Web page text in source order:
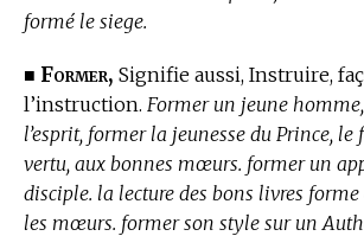
formé le siege.
■ Former, Signifie aussi, Instruire,
l’instruction. Former un jeune
l’esprit, former la jeunesse du Prince, le
vertu, aux bonnes mœurs. former un
disciple. la lecture des bons livres
les mœurs. former son style sur un